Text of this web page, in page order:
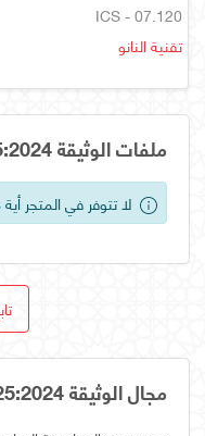
ICS - 07.120
تقنية النانو
ملفات الوثيقة GSO ISO/TS 12025:2024
لا تتوفر في المتجر
مجال الوثيقة GSO ISO/TS 12025:2024